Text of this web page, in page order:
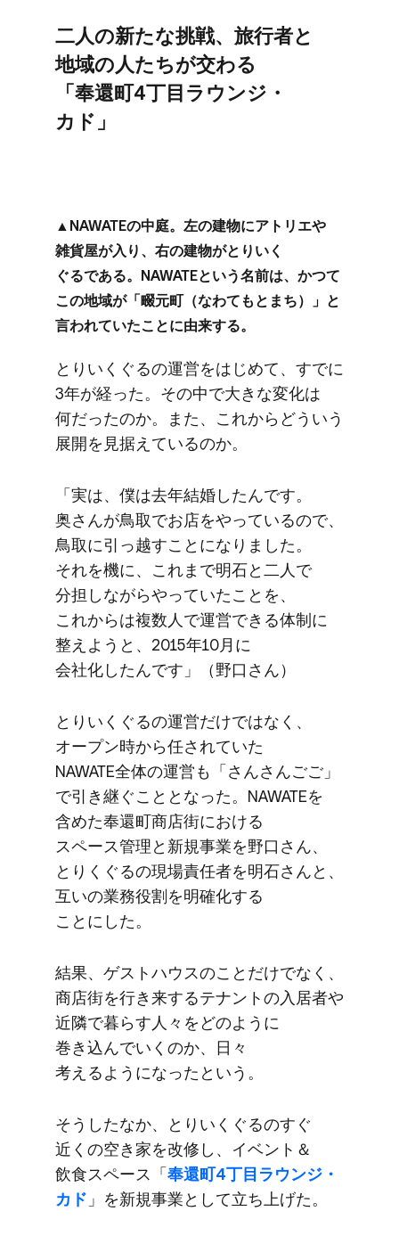
二人の​新たな​挑戦、​旅行者と​
地域の​人た​ちが​交わる​
「奉還町4丁目ラウンジ・
カド」
▲NAWATEの​中庭。​左の​建物に​アトリエや​
雑貨屋が​入り、​右の​建物が​とりいく​
ぐるである。​NAWATEと​いう​名前は、​かつて​
この​地域が​「畷元町​（なわてもとまち）」と​
言われていた​ことに​由来する。
とりいく​ぐるの​運営を​はじめて、​すでに​
3年が​経った。​その​中で​大きな​変化は​
何だったのか。​また、​これから​どう​いう​
展開を​見据えているのか。
「実は、​僕は​去年結婚​したんです。​
奥さんが​鳥取で​お店を​やっているので、​
鳥取に​引っ越すことになりました。​
それを​機に、​これまで​明石と​二人で​
分担しながら​やっていた​ことを、​
これからは​複数人で​運営できる​体制に​
整えようと、​2015年10月に​
会社化したんです」​（野口さん）
とりいく​ぐるの​運営だけではなく、​
オープン時から​任されていた​
NAWATE全体の​運営も​「さんさん​ごご」
で​引き継ぐ​こととなった。​NAWATEを​
含めた​奉還町商店街に​おける​
スペース管理と​新規事業を​野口さん、​
とりく​ぐるの​現場責任者を​明石さんと、​
互いの​業務役割を​明確化する​
ことにした。
結果、​ゲストハウスの​ことだけでなく、​
商店街を​行き来する​テナントの​入居者や​
近隣で​暮らす​人々を​どのように​
巻き込んでいくのか、​日々​
考えるようになったと​いう。
そうしたなか、​とりいく​ぐるの​すぐ​
近くの​空き家を​改修し、​イベント＆
飲食スペース​「奉還町4丁目ラウンジ・
カド 」を​新規事業と​して​立ち上げた。